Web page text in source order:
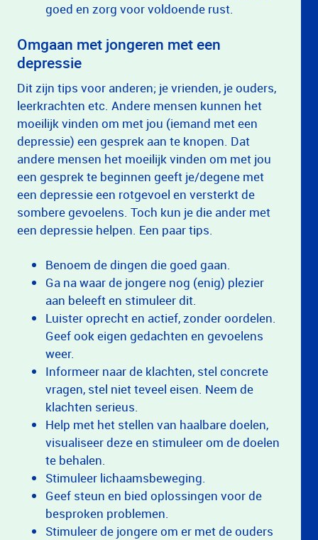
goed en zorg voor voldoende rust.
Omgaan met jongeren met een
depressie
Dit zijn tips voor anderen; je vrienden, je ouders,
leerkrachten etc. Andere mensen kunnen het
moeilijk vinden om met jou (iemand met een
depressie) een gesprek aan te knopen. Dat
andere mensen het moeilijk vinden om met jou
een gesprek te beginnen geeft je/degene met
een depressie een rotgevoel en versterkt de
sombere gevoelens. Toch kun je die ander met
een depressie helpen. Een paar tips.
Benoem de dingen die goed gaan.
Ga na waar de jongere nog (enig) plezier
aan beleeft en stimuleer dit.
Luister oprecht en actief, zonder oordelen.
Geef ook eigen gedachten en gevoelens
weer.
Informeer naar de klachten, stel concrete
vragen, stel niet teveel eisen. Neem de
klachten serieus.
Help met het stellen van haalbare doelen,
visualiseer deze en stimuleer om de doelen
te behalen.
Stimuleer lichaamsbeweging.
Geef steun en bied oplossingen voor de
besproken problemen.
Stimuleer de jongere om er met de ouders